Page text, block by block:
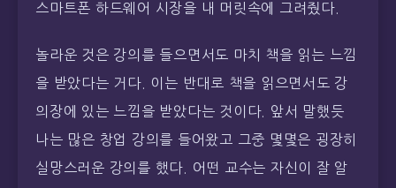
스마트폰 하드웨어 시장을 내 머릿속에 그려줬다.
놀라운 것은 강의를 들으면서도 마치 책을 읽는 느낌
을 받았다는 거다. 이는 반대로 책을 읽으면서도 강
의장에 있는 느낌을 받았다는 것이다. 앞서 말했듯
나는 많은 창업 강의를 들어왔고 그중 몇몇은 굉장히
실망스러운 강의를 했다. 어떤 교수는 자신이 잘 알